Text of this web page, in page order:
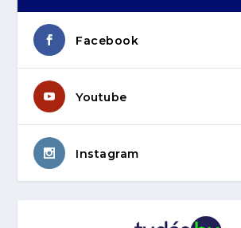
Facebook
Youtube
Instagram